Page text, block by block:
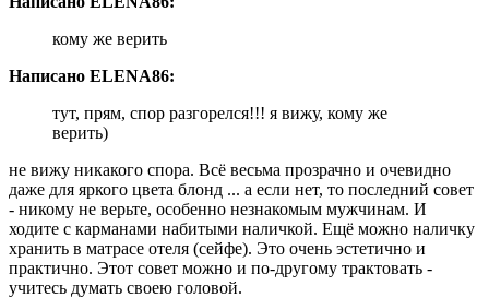
кому же верить
Написано ELENA86:
тут, прям, спор разгорелся!!! я вижу, кому же
верить)
не вижу никакого спора. Всё весьма прозрачно и очевидно
даже для яркого цвета блонд ... а если нет, то последний совет
- никому не верьте, особенно незнакомым мужчинам. И
ходите с карманами набитыми наличкой. Ещё можно наличку
хранить в матрасе отеля (сейфе). Это очень эстетично и
практично. Этот совет можно и по-другому трактовать -
учитесь думать своею головой.